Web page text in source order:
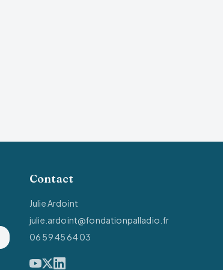
Contact
Julie Ardoint
julie.ardoint@fondationpalladio.fr
06 59 45 64 03